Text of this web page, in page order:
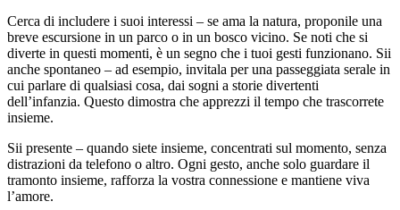
Cerca di includere i suoi interessi – se ama la natura, proponile una
breve escursione in un parco o in un bosco vicino. Se noti che si
diverte in questi momenti, è un segno che i tuoi gesti funzionano. Sii
anche spontaneo – ad esempio, invitala per una passeggiata serale in
cui parlare di qualsiasi cosa, dai sogni a storie divertenti
dell’infanzia. Questo dimostra che apprezzi il tempo che trascorrete
insieme.
Sii presente – quando siete insieme, concentrati sul momento, senza
distrazioni da telefono o altro. Ogni gesto, anche solo guardare il
tramonto insieme, rafforza la vostra connessione e mantiene viva
l’amore.